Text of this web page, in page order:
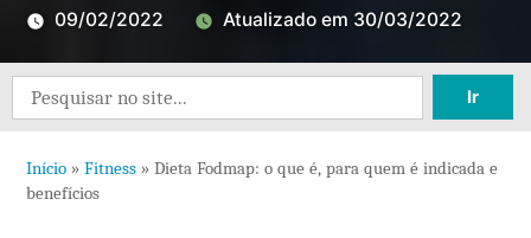
09/02/2022
Atualizado em 30/03/2022
Search
for:
Início » Fitness » Dieta Fodmap: o que é, para quem é indicada e
benefícios